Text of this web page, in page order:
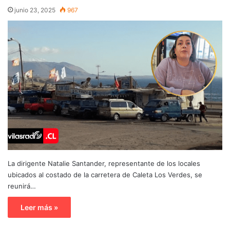
junio 23, 2025 967
La dirigente Natalie Santander, representante de los locales
ubicados al costado de la carretera de Caleta Los Verdes, se
reunirá…
Leer más »